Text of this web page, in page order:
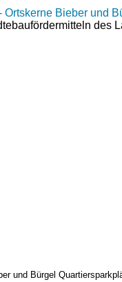
Bieber und
des
und Bürgel